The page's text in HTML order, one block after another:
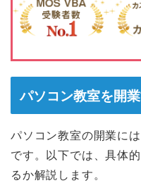
パソコン教室を開
パソコン教室の開業に
です。以下では、具体
るか解説します。